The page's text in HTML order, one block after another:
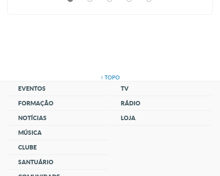
↑ TOPO
EVENTOS
FORMAÇÃO
NOTÍCIAS
MÚSICA
CLUBE
SANTUÁRIO
TV
RÁDIO
LOJA